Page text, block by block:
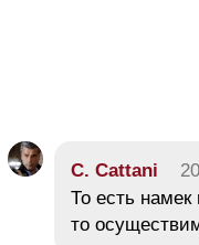
C. Cattani
То есть намек
то